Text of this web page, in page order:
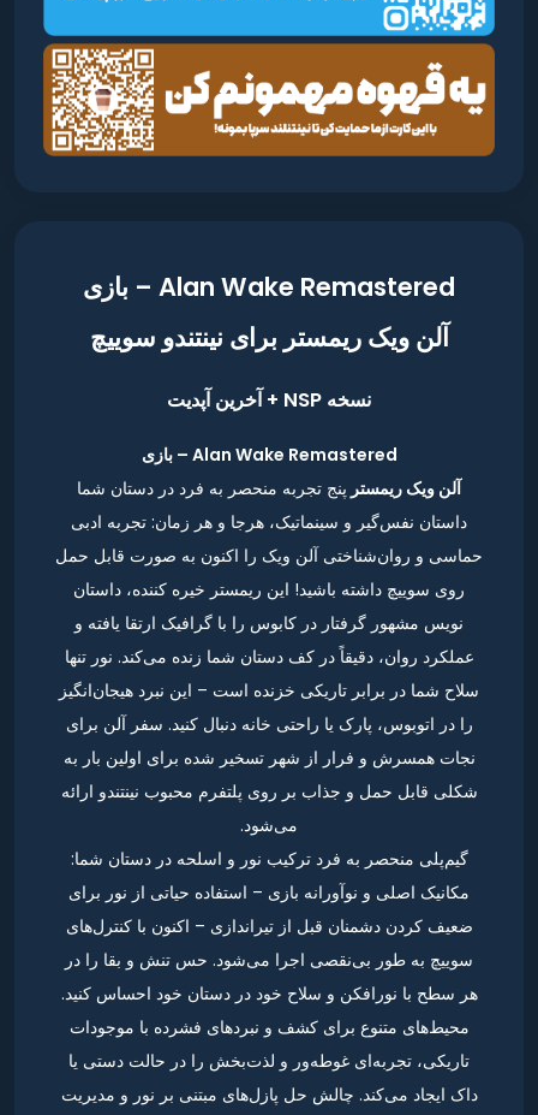
Alan Wake Remastered – بازی
آلن ویک ریمستر برای نینتندو سوییچ
نسخه NSP + آخرین آپدیت
Alan Wake Remastered – بازی
آلن ویک ریمستر پنج تجربه منحصر به فرد در دستان شما
داستان نفس‌گیر و سینماتیک، هرجا و هر زمان: تجربه ادبی
حماسی و روان‌شناختی آلن ویک را اکنون به صورت قابل حمل
روی سوییچ داشته باشید! این ریمستر خیره کننده، داستان
نویس مشهور گرفتار در کابوس را با گرافیک ارتقا یافته و
عملکرد روان، دقیقاً در کف دستان شما زنده می‌کند. نور تنها
سلاح شما در برابر تاریکی خزنده است – این نبرد هیجان‌انگیز
را در اتوبوس، پارک یا راحتی خانه دنبال کنید. سفر آلن برای
نجات همسرش و فرار از شهر تسخیر شده برای اولین بار به
شکلی قابل حمل و جذاب بر روی پلتفرم محبوب نینتندو ارائه
می‌شود.
گیم‌پلی منحصر به فرد ترکیب نور و اسلحه در دستان شما:
مکانیک اصلی و نوآورانه بازی – استفاده حیاتی از نور برای
ضعیف کردن دشمنان قبل از تیراندازی – اکنون با کنترل‌های
سوییچ به طور بی‌نقصی اجرا می‌شود. حس تنش و بقا را در
هر سطح با نورافکن و سلاح خود در دستان خود احساس کنید.
محیط‌های متنوع برای کشف و نبردهای فشرده با موجودات
تاریکی، تجربه‌ای غوطه‌ور و لذت‌بخش را در حالت دستی یا
داک ایجاد می‌کند. چالش حل پازل‌های مبتنی بر نور و مدیریت